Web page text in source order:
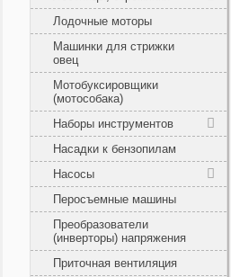
Лодочные моторы
Машинки для стрижки
овец
Мотобуксировщики
(мотособака)
Наборы инструментов
Насадки к бензопилам
Насосы
Перосъемные машины
Преобразователи
(инверторы) напряжения
Приточная вентиляция